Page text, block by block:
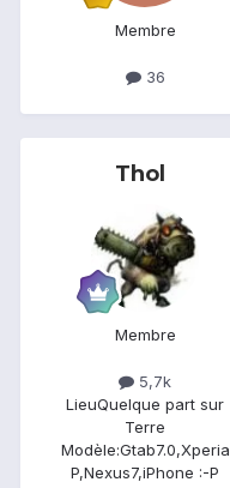
Membre
36
Thol
Membre
5,7k
LieuQuelque part sur
Terre
Modèle:Gtab7.0,Xperia
P,Nexus7,iPhone :-P